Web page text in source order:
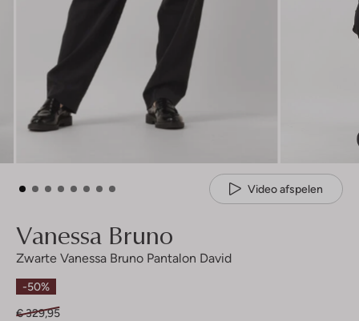
Video afspelen
Vanessa Bruno
Zwarte Vanessa Bruno Pantalon David
-50%
€ 329,95